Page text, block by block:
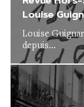
Louise
Louise
depuis...